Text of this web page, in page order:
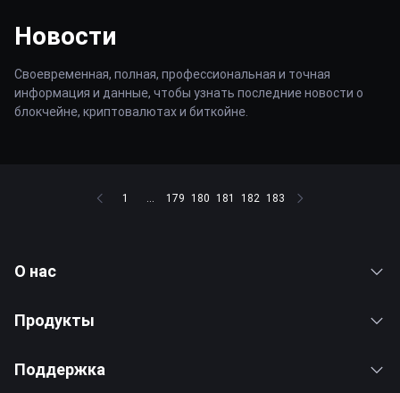
Новости
Своевременная, полная, профессиональная и точная
информация и данные, чтобы узнать последние новости о
блокчейне, криптовалютах и биткойне.
1 ... 179 180 181 182 183
О нас
Продукты
Поддержка